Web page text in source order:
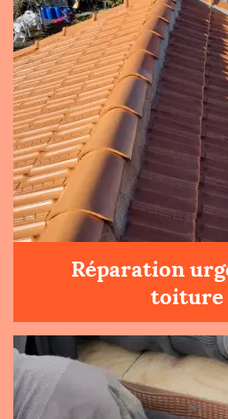
Réparation
toiture